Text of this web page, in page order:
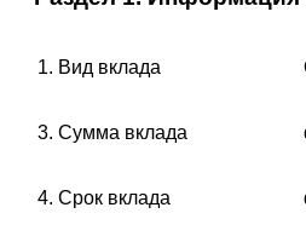
1. Вид вклада
3. Сумма вклада
4. Срок вклада